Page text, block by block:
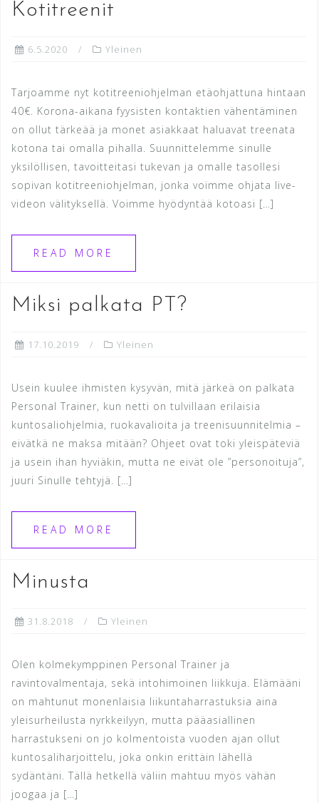
Kotitreenit
6.5.2020 Yleinen
Tarjoamme nyt kotitreeniohjelman etäohjattuna hintaan
40€. Korona-aikana fyysisten kontaktien vähentäminen
on ollut tärkeää ja monet asiakkaat haluavat treenata
kotona tai omalla pihalla. Suunnittelemme sinulle
yksilöllisen, tavoitteitasi tukevan ja omalle tasollesi
sopivan kotitreeniohjelman, jonka voimme ohjata live-
videon välityksellä. Voimme hyödyntää kotoasi […]
READ MORE
Miksi palkata PT?
17.10.2019 Yleinen
Usein kuulee ihmisten kysyvän, mitä järkeä on palkata
Personal Trainer, kun netti on tulvillaan erilaisia
kuntosaliohjelmia, ruokavalioita ja treenisuunnitelmia –
eivätkä ne maksa mitään? Ohjeet ovat toki yleispäteviä
ja usein ihan hyviäkin, mutta ne eivät ole ”personoituja”,
juuri Sinulle tehtyjä. […]
READ MORE
Minusta
31.8.2018 Yleinen
Olen kolmekymppinen Personal Trainer ja
ravintovalmentaja, sekä intohimoinen liikkuja. Elämääni
on mahtunut monenlaisia liikuntaharrastuksia aina
yleisurheilusta nyrkkeilyyn, mutta pääasiallinen
harrastukseni on jo kolmentoista vuoden ajan ollut
kuntosaliharjoittelu, joka onkin erittäin lähellä
sydäntäni. Tällä hetkellä väliin mahtuu myös vähän
joogaa ja […]